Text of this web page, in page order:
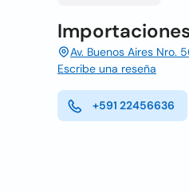
Av. Buenos Aires Nro.
Escribe una reseña
+591 22456636